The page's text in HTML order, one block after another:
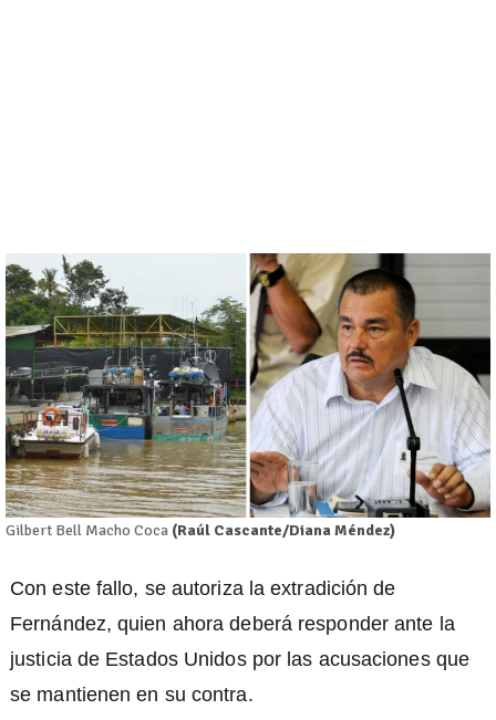
Gilbert Bell Macho Coca (Raúl Cascante/Diana Méndez)
Con este fallo, se autoriza la extradición de
Fernández, quien ahora deberá responder ante la
justicia de Estados Unidos por las acusaciones que
se mantienen en su contra.